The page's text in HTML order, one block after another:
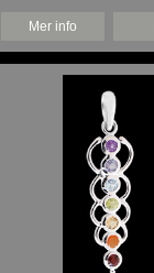
Mer info